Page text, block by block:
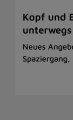
Kopf und
unterwegs
Neues